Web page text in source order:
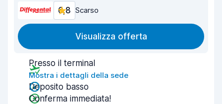
6,8 Scarso
Visualizza offerta
Presso il terminal
Mostra i dettagli della sede
Deposito basso
Conferma immediata!